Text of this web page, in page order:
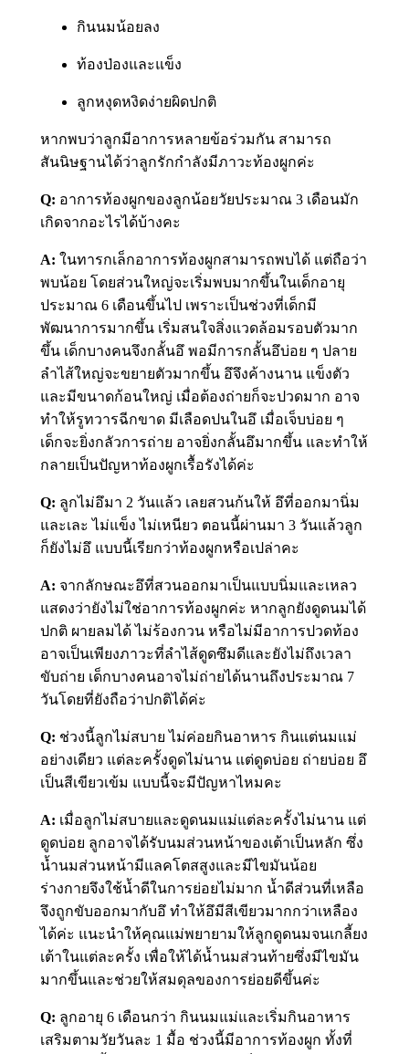
กินนมน้อยลง
ท้องป่องและแข็ง
ลูกหงุดหงิดง่ายผิดปกติ
หากพบว่าลูกมีอาการหลายข้อร่วมกัน สามารถ
สันนิษฐานได้ว่าลูกรักกำลังมีภาวะท้องผูกค่ะ
Q: อาการท้องผูกของลูกน้อยวัยประมาณ 3 เดือนมัก
เกิดจากอะไรได้บ้างคะ
A: ในทารกเล็กอาการท้องผูกสามารถพบได้ แต่ถือว่า
พบน้อย โดยส่วนใหญ่จะเริ่มพบมากขึ้นในเด็กอายุ
ประมาณ 6 เดือนขึ้นไป เพราะเป็นช่วงที่เด็กมี
พัฒนาการมากขึ้น เริ่มสนใจสิ่งแวดล้อมรอบตัวมาก
ขึ้น เด็กบางคนจึงกลั้นอึ พอมีการกลั้นอึบ่อย ๆ ปลาย
ลำไส้ใหญ่จะขยายตัวมากขึ้น อึจึงค้างนาน แข็งตัว
และมีขนาดก้อนใหญ่ เมื่อต้องถ่ายก็จะปวดมาก อาจ
ทำให้รูทวารฉีกขาด มีเลือดปนในอึ เมื่อเจ็บบ่อย ๆ
เด็กจะยิ่งกลัวการถ่าย อาจยิ่งกลั้นอึมากขึ้น และทำให้
กลายเป็นปัญหาท้องผูกเรื้อรังได้ค่ะ
Q: ลูกไม่อึมา 2 วันแล้ว เลยสวนก้นให้ อึที่ออกมานิ่ม
และเละ ไม่แข็ง ไม่เหนียว ตอนนี้ผ่านมา 3 วันแล้วลูก
ก็ยังไม่อึ แบบนี้เรียกว่าท้องผูกหรือเปล่าคะ
A: จากลักษณะอึที่สวนออกมาเป็นแบบนิ่มและเหลว
แสดงว่ายังไม่ใช่อาการท้องผูกค่ะ หากลูกยังดูดนมได้
ปกติ ผายลมได้ ไม่ร้องกวน หรือไม่มีอาการปวดท้อง
อาจเป็นเพียงภาวะที่ลำไส้ดูดซึมดีและยังไม่ถึงเวลา
ขับถ่าย เด็กบางคนอาจไม่ถ่ายได้นานถึงประมาณ 7
วันโดยที่ยังถือว่าปกติได้ค่ะ
Q: ช่วงนี้ลูกไม่สบาย ไม่ค่อยกินอาหาร กินแต่นมแม่
อย่างเดียว แต่ละครั้งดูดไม่นาน แต่ดูดบ่อย ถ่ายบ่อย อึ
เป็นสีเขียวเข้ม แบบนี้จะมีปัญหาไหมคะ
A: เมื่อลูกไม่สบายและดูดนมแม่แต่ละครั้งไม่นาน แต่
ดูดบ่อย ลูกอาจได้รับนมส่วนหน้าของเต้าเป็นหลัก ซึ่ง
น้ำนมส่วนหน้ามีแลคโตสสูงและมีไขมันน้อย
ร่างกายจึงใช้น้ำดีในการย่อยไม่มาก น้ำดีส่วนที่เหลือ
จึงถูกขับออกมากับอึ ทำให้อึมีสีเขียวมากกว่าเหลือง
ได้ค่ะ แนะนำให้คุณแม่พยายามให้ลูกดูดนมจนเกลี้ยง
เต้าในแต่ละครั้ง เพื่อให้ได้น้ำนมส่วนท้ายซึ่งมีไขมัน
มากขึ้นและช่วยให้สมดุลของการย่อยดีขึ้นค่ะ
Q: ลูกอายุ 6 เดือนกว่า กินนมแม่และเริ่มกินอาหาร
เสริมตามวัยวันละ 1 มื้อ ช่วงนี้มีอาการท้องผูก ทั้งที่